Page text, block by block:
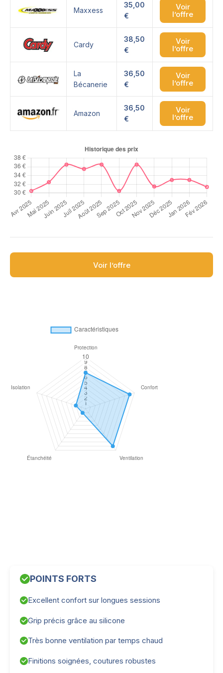
Maxxess
35,00
€
Voir
l’offre
Cardy
38,50
€
Voir
l’offre
La
Bécanerie
36,50
€
Voir
l’offre
Amazon
36,50
€
Voir
l’offre
Voir l’offre
POINTS FORTS
Excellent confort sur longues sessions
Grip précis grâce au silicone
Très bonne ventilation par temps chaud
Finitions soignées, coutures robustes